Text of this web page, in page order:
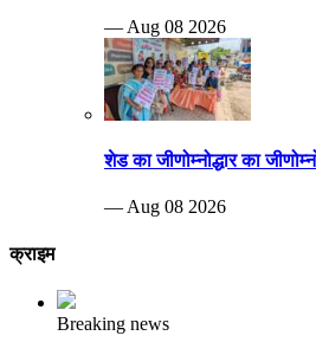
— Aug 08 2026
शेड का जीणोम्नोद्धार का
— Aug 08 2026
क्राइम
Breaking news